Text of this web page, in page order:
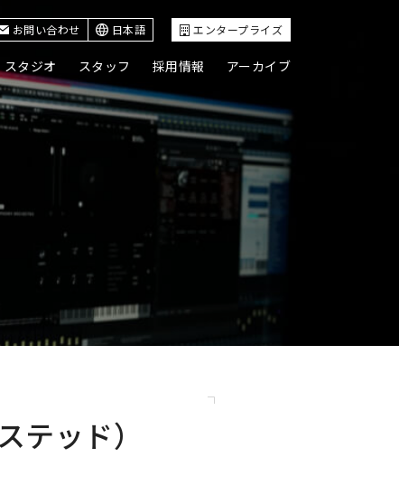
スタジオ スタッフ 採用情報 アーカイブ
お問い合わせ 日本語 エンタープライズ
テッド）